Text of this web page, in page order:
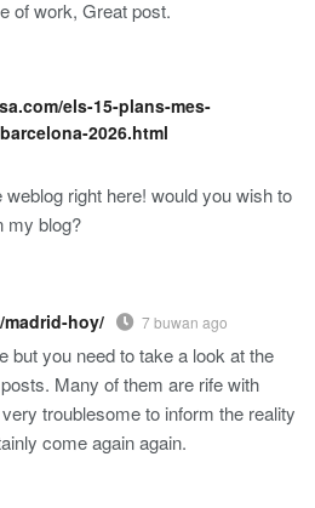
of work, Great post.
els-15-plans-mes-
2026.html
weblog right here! would you wish to
my blog?
hoy/ 7 buwan ago
but you need to take a look at the
Many of them are rife with
troublesome to inform the reality
come again again.